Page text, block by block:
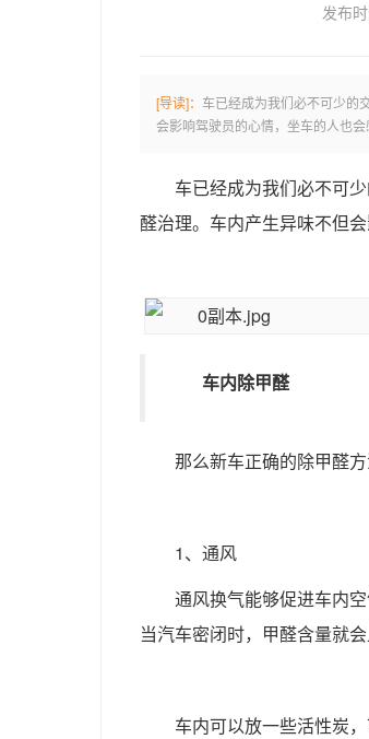
发布
[导读]： 车已经成为我们必不可少的
会影响驾驶员的心情，坐车的人也会
车已经成为我们必不可
醛治理。车内产生异味不但
车内除甲醛
那么新车正确的除甲醛方
1、通风
通风换气能够促进车内
当汽车密闭时，甲醛含量就
车内可以放一些活性炭